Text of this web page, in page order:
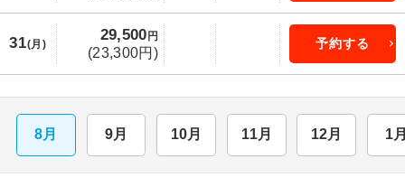
31(月)
29,500 円
(23,300円)
予約する
8月 9月 10月 11月 12月 1